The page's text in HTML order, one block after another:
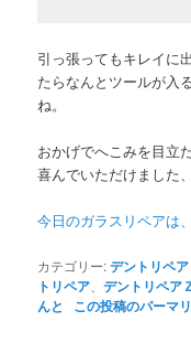
引っ張ってもキレイに
たらなんとツールが入
ね。
おかげでへこみを目立
喜んでいただけました
今日のガラスリペアは
カテゴリー:デントリペア
トリペア 、デントリペア
んと
この投稿のパーマ